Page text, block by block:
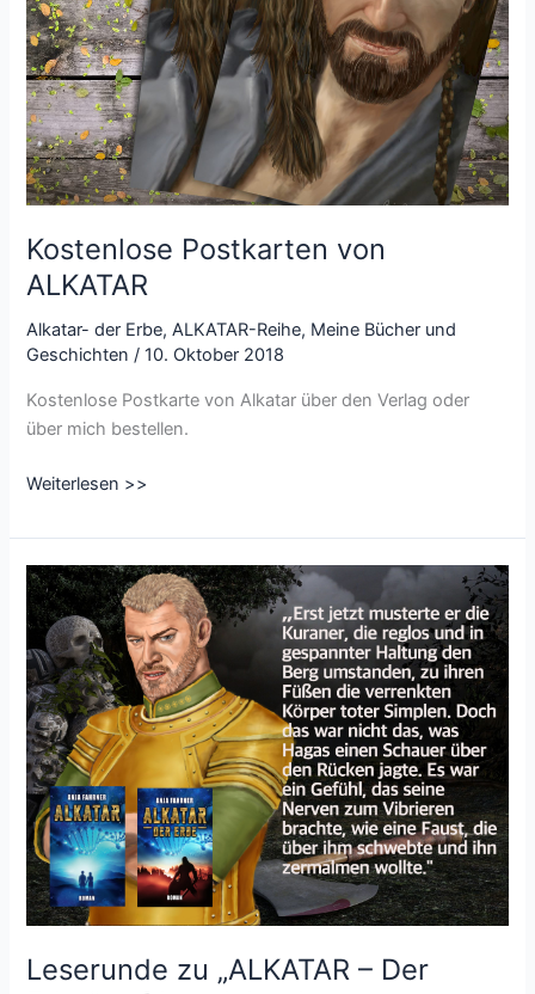
Kostenlose Postkarten von
ALKATAR
Alkatar- der Erbe,ALKATAR-Reihe, Meine Bücher und
Geschichten /10. Oktober 2018
Kostenlose Postkarte von Alkatar über den Verlag oder
über mich bestellen.
Kostenlose
von
ALKATAR
Weiterlesen >>
Leserunde zu „ALKATAR – Der